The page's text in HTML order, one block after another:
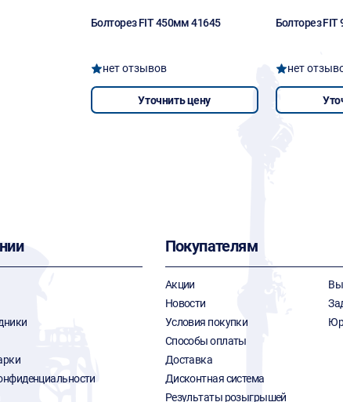
Болторез FIT 450мм 41645
нет отзывов
Уточнить цену
Болторез
нет
Покупателям
Акции
Новости
Условия покупки
Способы оплаты
Доставка
Дисконтная система
Результаты розыгрышей